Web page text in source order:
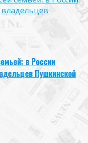
владельцев
в России
Пушкинской